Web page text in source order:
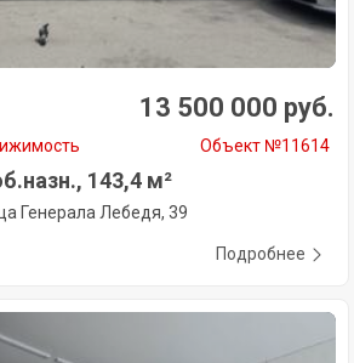
13 500 000 руб.
Объект №11614
143,4 м²
Генерала Лебедя, 39
Подробнее